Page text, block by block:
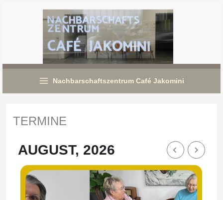
Nachbarschaftszentrum Café Jakomini
TERMINE
AUGUST, 2026